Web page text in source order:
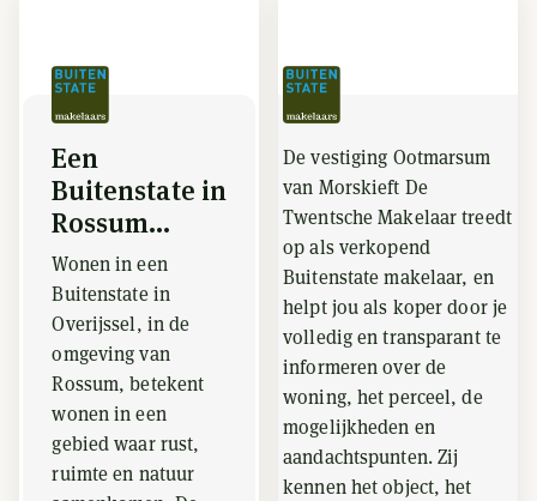
Een
Buitenstate in
Rossum...
Wonen in een
Buitenstate in
Overijssel, in de
omgeving van
Rossum, betekent
wonen in een
gebied waar rust,
ruimte en natuur
De vestiging Ootmarsum
van Morskieft De
Twentsche Makelaar treedt
op als verkopend
Buitenstate makelaar, en
helpt jou als koper door je
volledig en transparant te
informeren over de
woning, het perceel, de
mogelijkheden en
aandachtspunten. Zij
kennen het object, het